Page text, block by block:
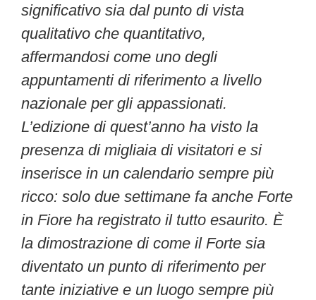
significativo sia dal punto di vista
qualitativo che quantitativo,
affermandosi come uno degli
appuntamenti di riferimento a livello
nazionale per gli appassionati.
L’edizione di quest’anno ha visto la
presenza di migliaia di visitatori e si
inserisce in un calendario sempre più
ricco: solo due settimane fa anche Forte
in Fiore ha registrato il tutto esaurito. È
la dimostrazione di come il Forte sia
diventato un punto di riferimento per
tante iniziative e un luogo sempre più